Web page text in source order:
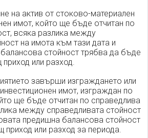
на актив от стоково-материален
имот, който ще бъде отчитан по
всяка разлика между
на имота към тази дата и
стойност трябва да бъде
приход или разход.
завърши изграждането или
имот, изграждан по
ще бъде отчитан по справедлива
между справедливата стойност
предишна балансова стойност
приход или разход за периода.